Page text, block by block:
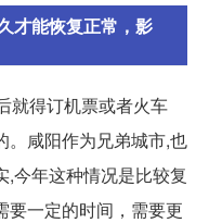
才能恢复正常，影
就得订机票或者火车
。咸阳作为兄弟城市,也
,今年这种情况是比较复
要一定的时间，需要更